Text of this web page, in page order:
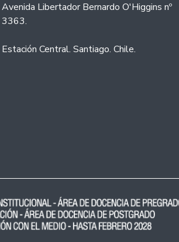
Avenida Libertador Bernardo O'Higgins nº
3363.
Estación Central. Santiago. Chile.